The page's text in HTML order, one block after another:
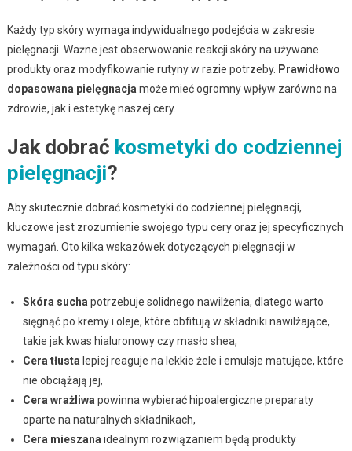
Każdy typ skóry wymaga indywidualnego podejścia w zakresie
pielęgnacji. Ważne jest obserwowanie reakcji skóry na używane
produkty oraz modyfikowanie rutyny w razie potrzeby. Prawidłowo
dopasowana pielęgnacja może mieć ogromny wpływ zarówno na
zdrowie, jak i estetykę naszej cery.
Jak dobrać kosmetyki do codziennej
pielęgnacji?
Aby skutecznie dobrać kosmetyki do codziennej pielęgnacji,
kluczowe jest zrozumienie swojego typu cery oraz jej specyficznych
wymagań. Oto kilka wskazówek dotyczących pielęgnacji w
zależności od typu skóry:
Skóra sucha potrzebuje solidnego nawilżenia, dlatego warto
sięgnąć po kremy i oleje, które obfitują w składniki nawilżające,
takie jak kwas hialuronowy czy masło shea,
Cera tłusta lepiej reaguje na lekkie żele i emulsje matujące, które
nie obciążają jej,
Cera wrażliwa powinna wybierać hipoalergiczne preparaty
oparte na naturalnych składnikach,
Cera mieszana idealnym rozwiązaniem będą produkty